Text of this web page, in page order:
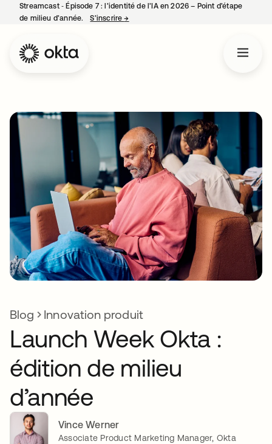
Streamcast ‑ Épisode 7 : l’identité de l’IA en 2026 – Point d’étape
de milieu d’année.
S’inscrire→
Blog Innovation produit
Launch Week Okta :
édition de milieu
d’année
Vince Werner
Associate Product Marketing Manager, Okta